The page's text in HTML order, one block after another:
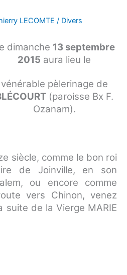
LECOMTE / Divers
dimanche 13 septembre
2015 aura lieu le
vénérable pèlerinage de
(paroisse Bx F.
Ozanam).
siècle, comme le bon roi
de Joinville, en son
ou encore comme
vers Chinon, venez
suite de la Vierge MARIE